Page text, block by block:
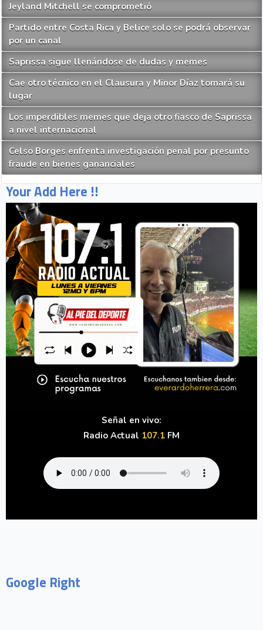
Jeyland Mitchell se comprometió
Partido entre Costa Rica y Belice solo se podrá observar
por un canal
Saprissa sigue llenándose de dudas y memes
Cae otro técnico en el Clausura y Minor Díaz tomará su
lugar
Los imperdibles memes que deja otro fiasco de Saprissa
a nivel internacional
Celso Borges enfrenta investigación penal por presunto
fraude en bienes gananciales
Your Add Here !!
Señal en vivo:
Radio Actual 107.1 FM
Google Right